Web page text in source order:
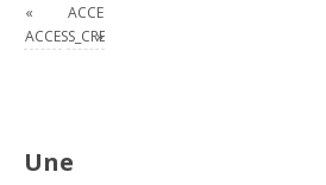
«
ACCESS_CREER_UN_INDEX
»
Une